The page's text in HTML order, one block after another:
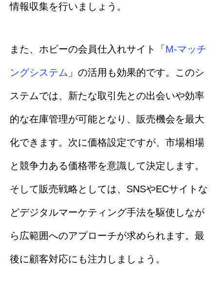
情報収集を行いましょう。
また、ホビーの会員仕入れサイト「M-マッチ
ングシステム 」の活用も効果的です。このシ
ステムでは、新たな取引先との出会いや効率
的な在庫管理が可能となり、販売機会を最大
化できます。次に価格設定ですが、市場相場
と競争力ある価格帯を意識して決定します。
そして販売戦略としては、SNSやECサイトな
どデジタルマーケティング手法を駆使しなが
ら広範囲へのアプローチが求められます。最
後に顧客対応にも注力しましょう。